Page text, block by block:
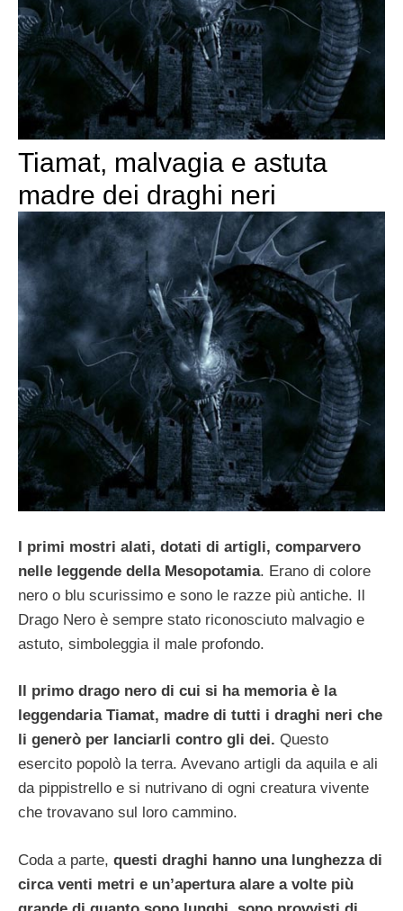
Tiamat, malvagia e astuta
madre dei draghi neri
I primi mostri alati, dotati di artigli, comparvero
nelle leggende della Mesopotamia. Erano di colore
nero o blu scurissimo e sono le razze più antiche. Il
Drago Nero è sempre stato riconosciuto malvagio e
astuto, simboleggia il male profondo.
Il primo drago nero di cui si ha memoria è la
leggendaria Tiamat, madre di tutti i draghi neri che
li generò per lanciarli contro gli dei. Questo
esercito popolò la terra. Avevano artigli da aquila e ali
da pippistrello e si nutrivano di ogni creatura vivente
che trovavano sul loro cammino.
Coda a parte, questi draghi hanno una lunghezza di
circa venti metri e un’apertura alare a volte più